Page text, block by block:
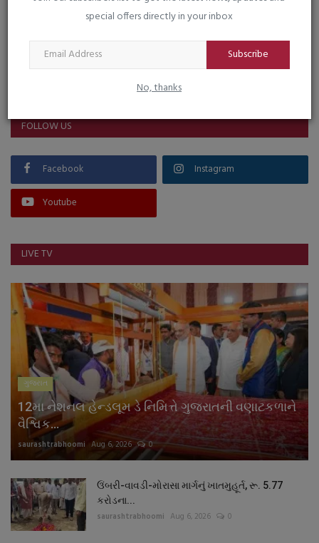
special offers directly in your inbox
Subscribe
No, thanks
VOTING POLL
FOLLOW US
Facebook Instagram
Youtube
LIVE TV
ગુજરાત
12મા નેશનલ હેન્ડલૂમ ડે નિમિત્તે ગુજરાતની વણાટકળાને
વૈશ્વિક...
saurashtrabhoomi Aug 6, 2026 0
ઉંબરી-વાવડી-મોરાસા માર્ગનું ખાતમુહૂર્ત, રૂ. 5.77
કરોડના...
saurashtrabhoomi Aug 6, 2026 0